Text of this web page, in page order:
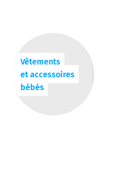
Vêtements
et accessoires
bébés